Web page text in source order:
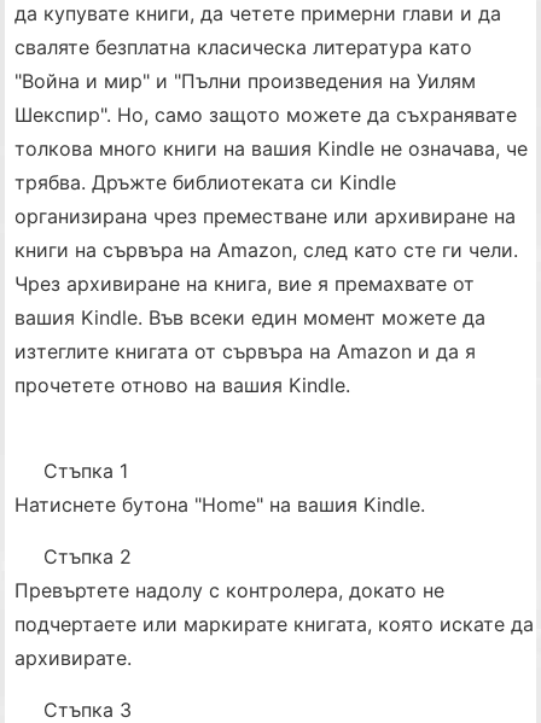
да купувате книги, да четете примерни глави и да
сваляте безплатна класическа литература като
"Война и мир" и "Пълни произведения на Уилям
Шекспир". Но, само защото можете да съхранявате
толкова много книги на вашия Kindle не означава, че
трябва. Дръжте библиотеката си Kindle
организирана чрез преместване или архивиране на
книги на сървъра на Amazon, след като сте ги чели.
Чрез архивиране на книга, вие я премахвате от
вашия Kindle. Във всеки един момент можете да
изтеглите книгата от сървъра на Amazon и да я
прочетете отново на вашия Kindle.
Стъпка 1
Натиснете бутона "Home" на вашия Kindle.
Стъпка 2
Превъртете надолу с контролера, докато не
подчертаете или маркирате книгата, която искате да
архивирате.
Стъпка 3